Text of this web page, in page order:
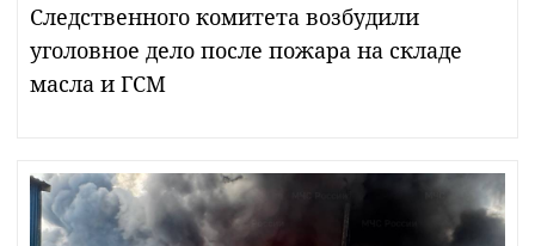
Следственного комитета возбудили
уголовное дело после пожара на складе
масла и ГСМ